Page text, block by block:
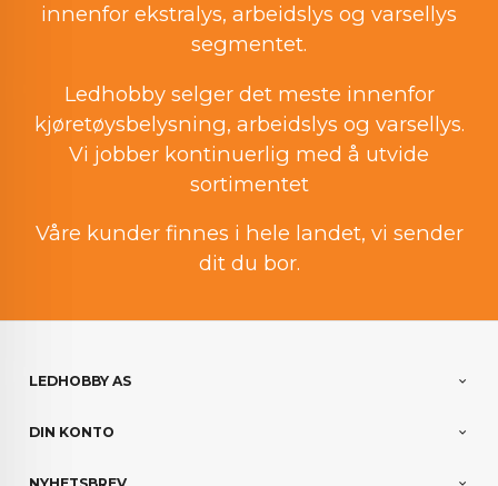
innenfor ekstralys, arbeidslys og varsellys
segmentet.
Ledhobby selger det meste innenfor
kjøretøysbelysning, arbeidslys og varsellys.
Vi jobber kontinuerlig med å utvide
sortimentet
Våre kunder finnes i hele landet, vi sender
dit du bor.
LEDHOBBY AS
DIN KONTO